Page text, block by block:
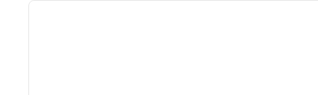
1 din 12